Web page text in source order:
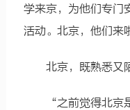
学来京，为他们专门
活动。北京，他们来
北京，既熟悉又
“之前觉得北